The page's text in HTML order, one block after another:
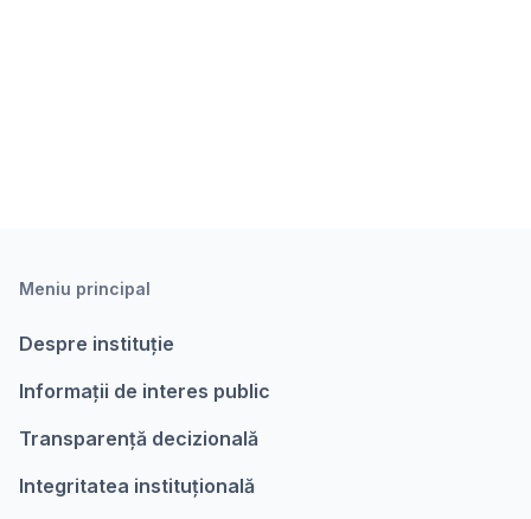
Meniu principal
Despre instituție
Informații de interes public
Transparență decizională
Integritatea instituțională